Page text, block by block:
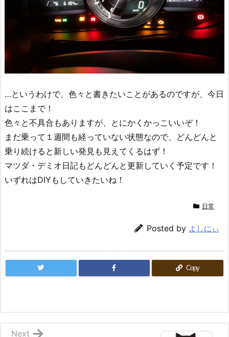
…というわけで、色々と書きたいことがあるのですが、今日
はここまで！
色々と不具合もありますが、とにかくかっこいいぞ！
まだ乗って１週間も経っていない状態なので、どんどんと
乗り続けると新しい発見も見えてくるはず！
マツダ・デミオ日記もどんどんと更新していく予定です！
いずれはDIYもしていきたいね！
日常
Posted by よしにぃ
Copy
Next